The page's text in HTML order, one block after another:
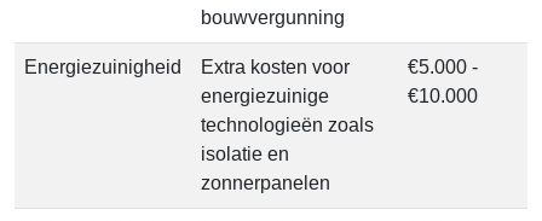
bouwvergunning
Energiezuinigheid
Extra kosten voor
energiezuinige
technologieën zoals
isolatie en
zonnerpanelen
€5.000 -
€10.000